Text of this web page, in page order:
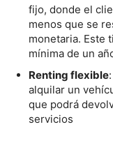
fijo, donde el
menos que se
monetaria. Este
mínima de un
Renting flexible
alquilar un
que podrá
servicios